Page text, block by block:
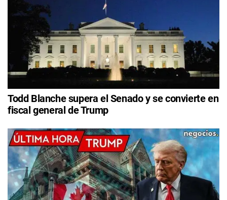
Todd Blanche supera el Senado y se convierte en
fiscal general de Trump